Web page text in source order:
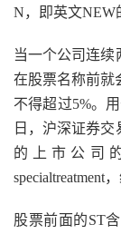
N，即英文NEW
当一个公司连续
在股票名称前就
不得超过5%。
日，沪深证券
的上市公司
specialtreatment
股票前面的ST